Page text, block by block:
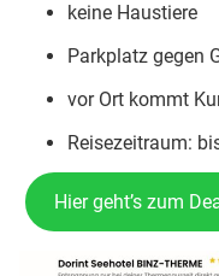
keine Haustiere
Parkplatz gegen
vor Ort kommt
Reisezeitraum:
Hier geht’s zum